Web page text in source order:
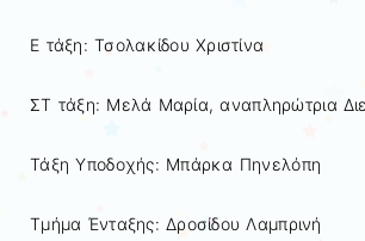
Ε τάξη: Τσολακίδου Χριστίνα
ΣΤ τάξη: Μελά Μαρία, αναπληρώτρια
Τάξη Υποδοχής: Μπάρκα Πηνελόπη
Τμήμα Ένταξης: Δροσίδου Λαμπρινή